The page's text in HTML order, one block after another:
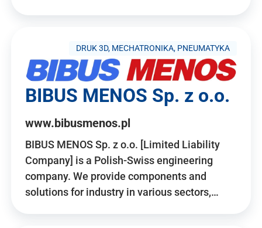
DRUK 3D, MECHATRONIKA, PNEUMATYKA
BIBUS MENOS Sp. z o.o.
www.bibusmenos.pl
BIBUS MENOS Sp. z o.o. [Limited Liability
Company] is a Polish-Swiss engineering
company. We provide components and
solutions for industry in various sectors,…